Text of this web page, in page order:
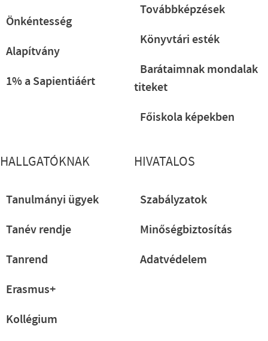
Önkéntesség
Alapítvány
1% a Sapientiáért
Továbbképzések
Könyvtári esték
Barátaimnak mondalak
titeket
Főiskola képekben
HALLGATÓKNAK
Tanulmányi ügyek
Tanév rendje
Tanrend
Erasmus+
Kollégium
HIVATALOS
Szabályzatok
Minőségbiztosítás
Adatvédelem